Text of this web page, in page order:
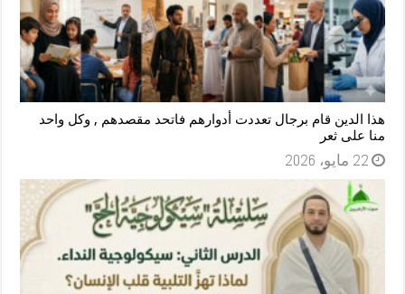
هذا الدين قام برجال تعددت أدوارهم فاتحد مقصدهم , وكل واحد
منا على ثعر
22 مايو، 2026